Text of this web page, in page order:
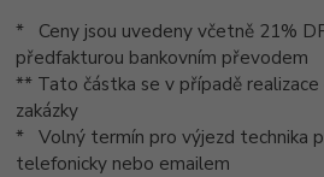
* Ceny jsou uvedeny včetně 21%
předfakturou bankovním převodem
** Tato částka se v případě
zakázky
* Volný termín pro výjezd technika
telefonicky nebo emailem